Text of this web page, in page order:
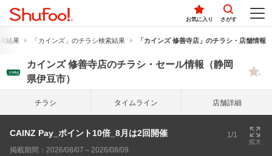
お気に入り さがす
結果 「カインズ」のチラシ検索結果 「カインズ 修善寺店」のチラシ・店舗情報
カインズ 修善寺店のチラシ・セール情報（静岡
県伊豆市）
チラシ タイム ライン 店舗詳細
CAINZ Pay_ポイント10倍_8月は2回開催 1/1
拡大
掲載期間：2026/08/07～2026/08/09